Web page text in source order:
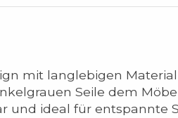
mit langlebigen
Seile dem
ideal für entspannte